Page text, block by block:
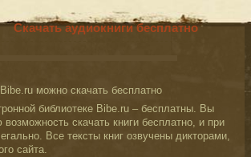
Скачать аудиокниги бесплатно
можно скачать бесплатно
библиотеке Bibe.ru – бесплатны. Вы
скачать книги бесплатно, и при
Все тексты книг озвучены дикторами,
сайта.